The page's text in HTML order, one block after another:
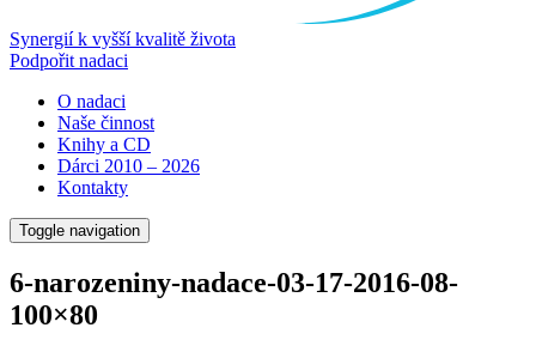
Synergií k vyšší kvalitě života
Podpořit nadaci
O nadaci
Naše činnost
Knihy a CD
Dárci 2010 – 2026
Kontakty
Toggle navigation
6-narozeniny-nadace-03-17-2016-08-
100×80